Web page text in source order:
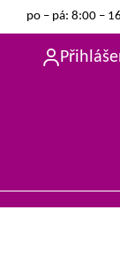
po – pá: 8:00 –